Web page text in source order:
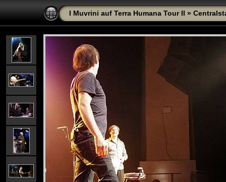
I Muvrini auf Terra Humana Tour II »